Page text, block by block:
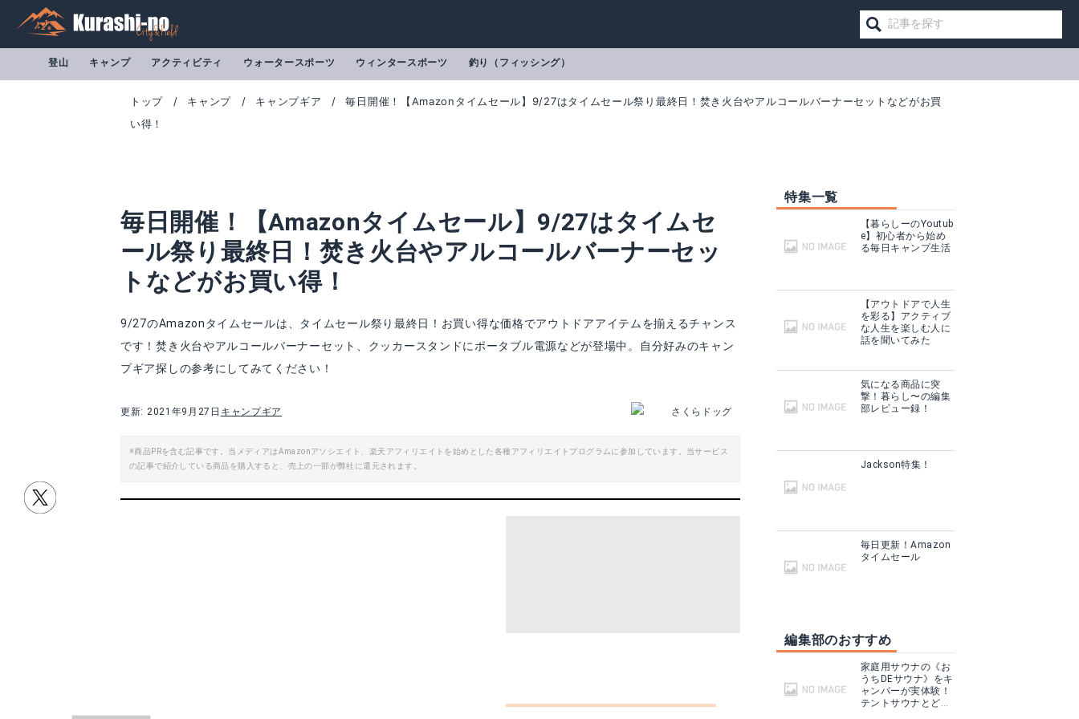
登山 キャンプ アクティビティ ウォータースポーツ ウィンタースポーツ 釣り（フィッシング）
トップ キャンプ キャンプギア
毎日開催！【Amazonタイムセール】9/27はタイムセール祭り最終日！焚き火台やアルコールバーナーセットなどがお買
い得！
毎日開催！【Amazonタイムセール】9/27はタイムセ
ール祭り最終日！焚き火台やアルコールバーナーセッ
トなどがお買い得！
9/27のAmazonタイムセールは、タイムセール祭り最終日！お買い得な価格でアウトドアアイテムを揃えるチャンス
です！焚き火台やアルコールバーナーセット、クッカースタンドにポータブル電源などが登場中。自分好みのキャン
プギア探しの参考にしてみてください！
更新: 2021年9月27日 キャンプギア さくらドッグ
※商品PRを含む記事です。当メディアはAmazonアソシエイト、楽天アフィリエイトを始めとした各種アフィリエイトプログラムに参加しています。当サービス
の記事で紹介している商品を購入すると、売上の一部が弊社に還元されます。
特集一覧
【暮らしーのYoutub
e】初心者から始め
る毎日キャンプ生活
【アウトドアで人生
を彩る】アクティブ
な人生を楽しむ人に
話を聞いてみた
気になる商品に突
撃！暮らし〜の編集
部レビュー録！
Jackson特集！
毎日更新！Amazon
タイムセール
編集部のおすすめ
家庭用サウナの《お
うちDEサウナ》をキ
ャンパーが実体験！
テントサウナとどこ